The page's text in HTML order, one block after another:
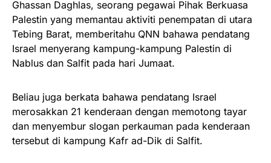
Ghassan Daghlas, seorang pegawai Pihak Berkuasa
Palestin yang memantau aktiviti penempatan di utara
Tebing Barat, memberitahu QNN bahawa pendatang
Israel menyerang kampung-kampung Palestin di
Nablus dan Salfit pada hari Jumaat.
Beliau juga berkata bahawa pendatang Israel
merosakkan 21 kenderaan dengan memotong tayar
dan menyembur slogan perkauman pada kenderaan
tersebut di kampung Kafr ad-Dik di Salfit.